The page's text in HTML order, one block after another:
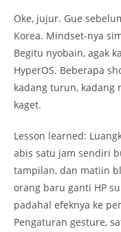
Oke, jujur. Gue
Korea. Mindset-nya
Begitu nyobain, agak
HyperOS. Beberapa
kadang turun, kadang
kaget.
Lesson learned:
abis satu jam sendiri
tampilan, dan matiin
orang baru ganti HP
padahal efeknya ke
Pengaturan gesture,